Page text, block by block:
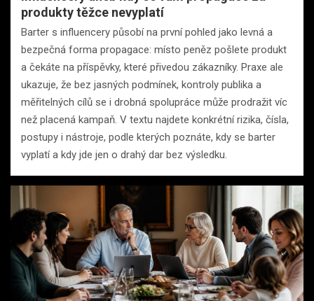
produkty těžce nevyplatí
Barter s influencery působí na první pohled jako levná a
bezpečná forma propagace: místo peněz pošlete produkt
a čekáte na příspěvky, které přivedou zákazníky. Praxe ale
ukazuje, že bez jasných podmínek, kontroly publika a
měřitelných cílů se i drobná spolupráce může prodražit víc
než placená kampaň. V textu najdete konkrétní rizika, čísla,
postupy i nástroje, podle kterých poznáte, kdy se barter
vyplatí a kdy jde jen o drahý dar bez výsledku.